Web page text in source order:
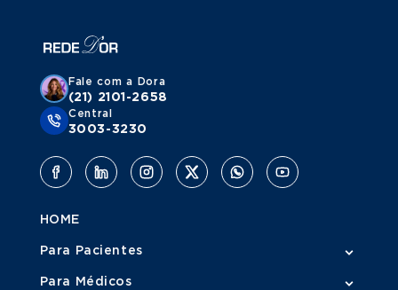
Fale com a Dora
(21) 2101-2658
Central
3003-3230
HOME
Para Pacientes
Para Médicos